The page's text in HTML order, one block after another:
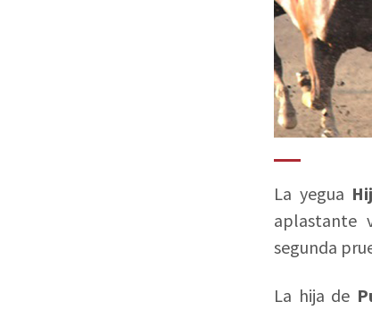
La yegua
aplastante
segunda
La hija de